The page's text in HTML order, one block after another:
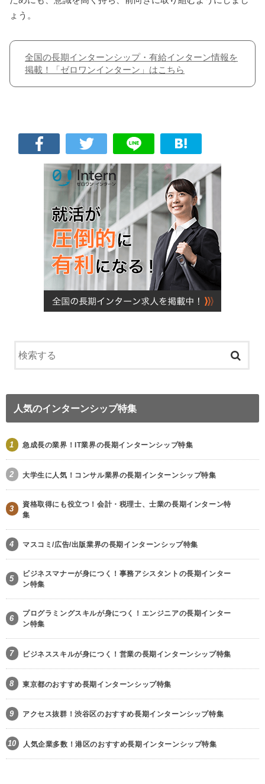
ょう。
全国の長期インターンシップ・有給インターン情報を
掲載！「ゼロワンインターン」はこちら
人気のインターンシップ特集
1 急成長の業界！IT業界の長期インターンシップ特集
2 大学生に人気！コンサル業界の長期インターンシップ特集
3
資格取得にも役立つ！会計・税理士、士業の長期インターン特
集
4 マスコミ/広告/出版業界の長期インターンシップ特集
5
ビジネスマナーが身につく！事務アシスタントの長期インター
ン特集
6
プログラミングスキルが身につく！エンジニアの長期インター
ン特集
7 ビジネススキルが身につく！営業の長期インターンシップ特集
8 東京都のおすすめ長期インターンシップ特集
9 アクセス抜群！渋谷区のおすすめ長期インターンシップ特集
10 人気企業多数！港区のおすすめ長期インターンシップ特集